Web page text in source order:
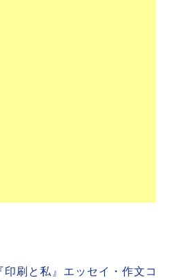
刷と私』エッセイ・作文コ